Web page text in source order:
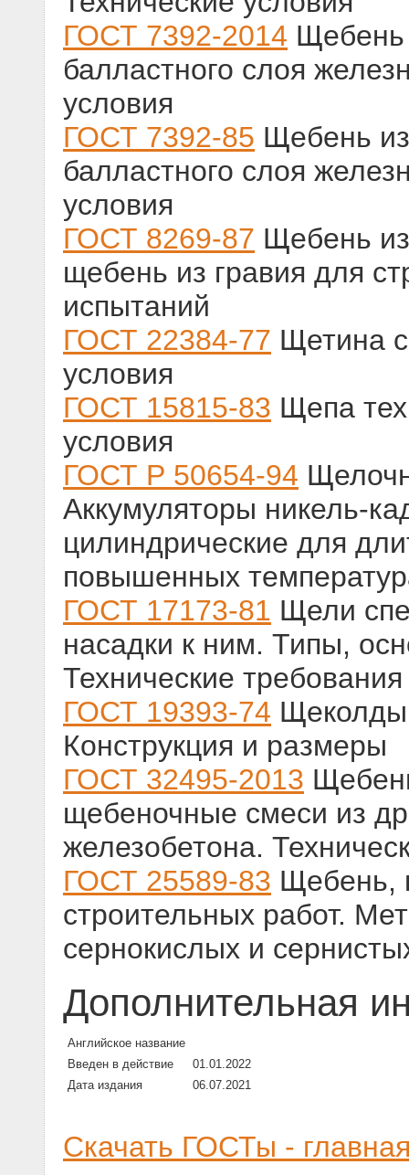
ГОСТ 7392-2014 Щебень
балластного слоя
условия
ГОСТ 7392-85 Щебень
балластного слоя
условия
ГОСТ 8269-87 Щебень
щебень из гравия для
испытаний
ГОСТ 22384-77 Щетина
условия
ГОСТ 15815-83 Щепа
условия
ГОСТ Р 50654-94
Аккумуляторы никель-
цилиндрические для
повышенных
ГОСТ 17173-81 Щели
насадки к ним. Типы,
Технические требования
ГОСТ 19393-74 Щеколды
Конструкция и размеры
ГОСТ 32495-2013
щебеночные смеси из
железобетона.
ГОСТ 25589-83 Щебень,
строительных работ.
сернокислых и
Дополнительная
Английское название
Введен в действие
01.01.2022
Дата издания
06.07.2021
Скачать ГОСТы -